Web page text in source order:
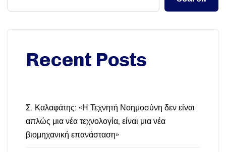
Recent Posts
Σ. Καλαφάτης: «Η Τεχνητή Νοημοσύνη δεν είναι
απλώς μια νέα τεχνολογία, είναι μια νέα
βιομηχανική επανάσταση»